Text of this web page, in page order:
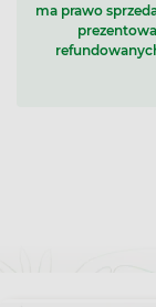
ma prawo